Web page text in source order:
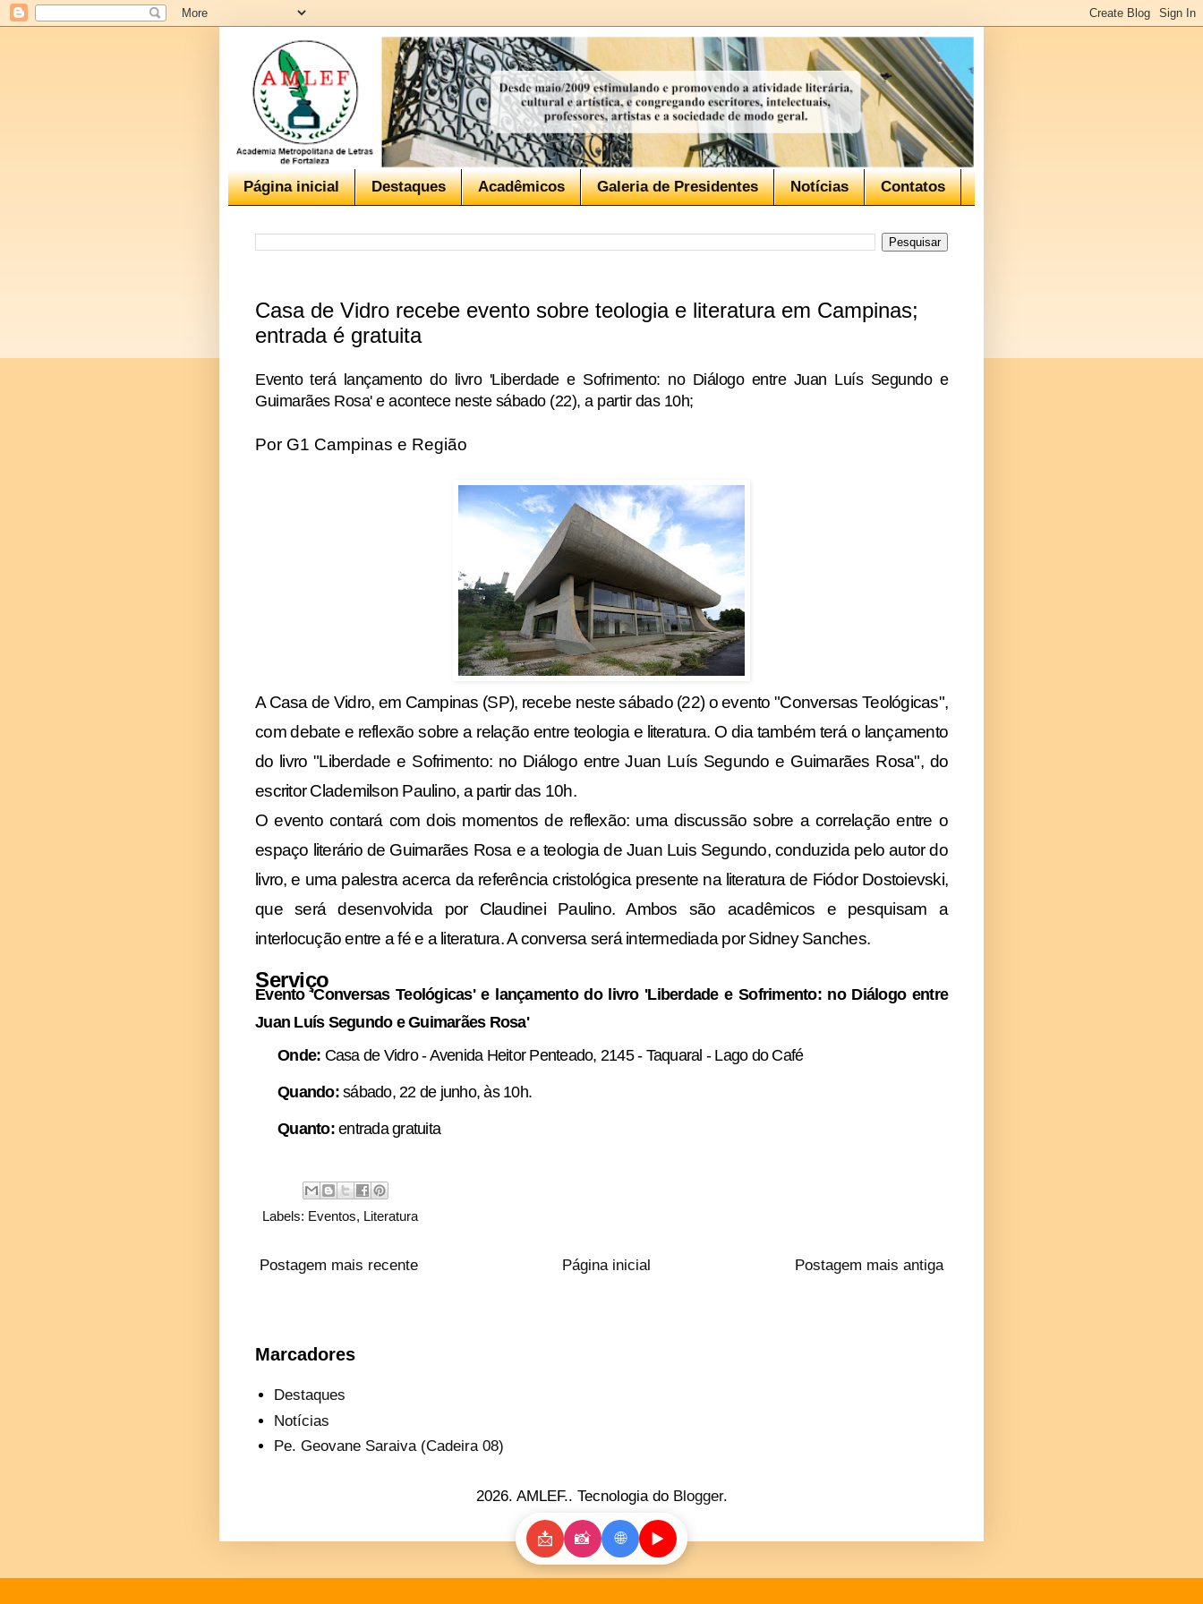
Página inicial Destaques Acadêmicos Galeria de Presidentes Notícias Contatos
Casa de Vidro recebe evento sobre teologia e literatura em Campinas;
entrada é gratuita
Evento terá lançamento do livro 'Liberdade e Sofrimento: no Diálogo entre Juan Luís Segundo e
Guimarães Rosa' e acontece neste sábado (22), a partir das 10h;
Por G1 Campinas e Região
A Casa de Vidro, em Campinas (SP), recebe neste sábado (22) o evento "Conversas Teológicas",
com debate e reflexão sobre a relação entre teologia e literatura. O dia também terá o lançamento
do livro "Liberdade e Sofrimento: no Diálogo entre Juan Luís Segundo e Guimarães Rosa", do
escritor Clademilson Paulino, a partir das 10h.
O evento contará com dois momentos de reflexão: uma discussão sobre a correlação entre o
espaço literário de Guimarães Rosa e a teologia de Juan Luis Segundo, conduzida pelo autor do
livro, e uma palestra acerca da referência cristológica presente na literatura de Fiódor Dostoievski,
que será desenvolvida por Claudinei Paulino. Ambos são acadêmicos e pesquisam a
interlocução entre a fé e a literatura. A conversa será intermediada por Sidney Sanches.
Serviço
Evento 'Conversas Teológicas' e lançamento do livro 'Liberdade e Sofrimento: no Diálogo entre
Juan Luís Segundo e Guimarães Rosa'
Onde: Casa de Vidro - Avenida Heitor Penteado, 2145 - Taquaral - Lago do Café
Quando: sábado, 22 de junho, às 10h.
Quanto:entrada gratuita
Labels: Eventos, Literatura
Postagem mais recente Postagem mais antiga
Página inicial
Marcadores
Destaques
Notícias
Pe. Geovane Saraiva (Cadeira 08)
2026. AMLEF.. Tecnologia do Blogger.
📩 📸 🌐 ▶️